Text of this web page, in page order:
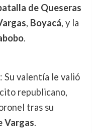
de Queseras
, Boyacá, y la
.
: Su valentía le valió
republicano,
tras su
Vargas.